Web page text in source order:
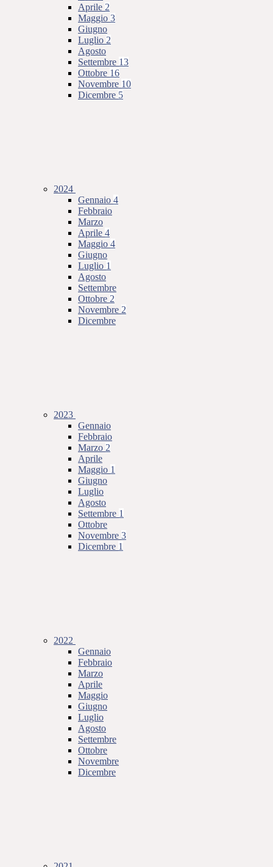
Aprile 2
Maggio 3
Giugno
Luglio 2
Agosto
Settembre 13
Ottobre 16
Novembre 10
Dicembre 5
2024
Gennaio 4
Febbraio
Marzo
Aprile 4
Maggio 4
Giugno
Luglio 1
Agosto
Settembre
Ottobre 2
Novembre 2
Dicembre
2023
Gennaio
Febbraio
Marzo 2
Aprile
Maggio 1
Giugno
Luglio
Agosto
Settembre 1
Ottobre
Novembre 3
Dicembre 1
2022
Gennaio
Febbraio
Marzo
Aprile
Maggio
Giugno
Luglio
Agosto
Settembre
Ottobre
Novembre
Dicembre